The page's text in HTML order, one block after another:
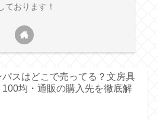
ております！
パスはどこで売ってる？文房具
100均・通販の購入先を徹底解